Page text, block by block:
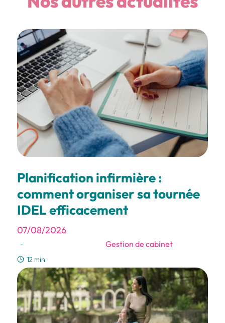
Planification infirmière :
comment organiser sa tournée
IDEL efficacement
07/08/2026
- Gestion de cabinet
12 min